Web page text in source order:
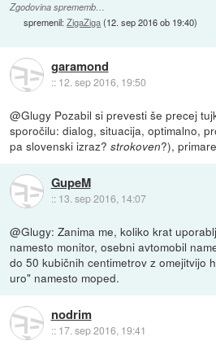
Zgodovina sprememb…
spremenil:ZigaZiga(12. sep 2016 ob 19:40)
garamond
:: 12. sep 2016, 19:50
@Glugy Pozabil si prevesti še precej
sporočilu: dialog, situacija, optimalno,
pa slovenski izraz?strokoven?),
GupeM
:: 13. sep 2016, 14:07
@Glugy: Zanima me, koliko krat
namesto monitor, osebni avtomobil
do 50 kubičnih centimetrov z omejitvijo
uro" namesto moped.
nodrim
:: 17. sep 2016, 19:41